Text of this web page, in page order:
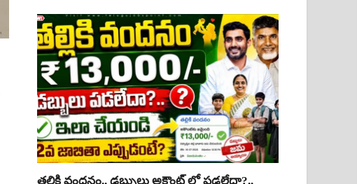
తల్లికి వందనం.. డబ్బులు అకౌంట్ లో పడలేదా?..